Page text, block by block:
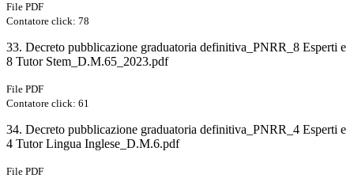
File PDF
Contatore click: 78
33. Decreto pubblicazione graduatoria definitiva_PNRR_8 Esperti e
8 Tutor Stem_D.M.65_2023.pdf
File PDF
Contatore click: 61
34. Decreto pubblicazione graduatoria definitiva_PNRR_4 Esperti e
4 Tutor Lingua Inglese_D.M.6.pdf
File PDF